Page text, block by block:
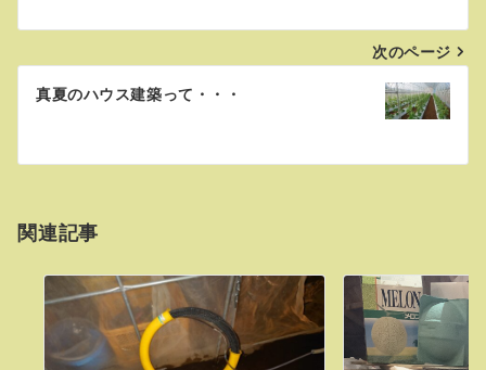
ナ
ビ
ゲ
シ
ン
次のページ
真夏のハウス建築って・・・
関連記事